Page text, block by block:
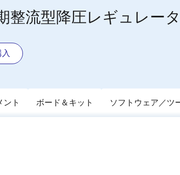
整流型降圧レギュレータ
ント ボード＆キット ソフトウェア／ツ